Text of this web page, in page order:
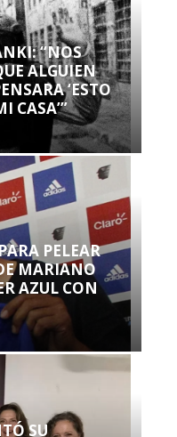
“NOS
ALGUIEN
‘ESTO
CASA’”
PELEAR
MARIANO
AZUL CON
SU